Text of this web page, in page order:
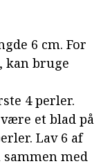
6 cm. For
kan bruge
4 perler.
et blad på
Lav 6 af
med